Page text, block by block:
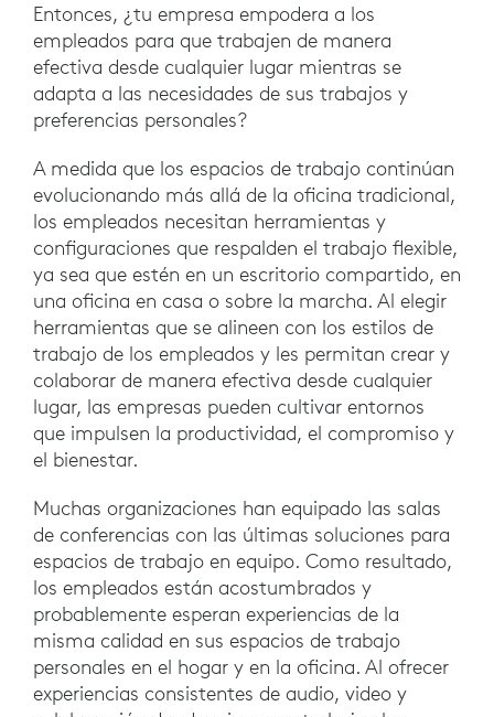
Entonces, ¿tu empresa empodera a los
empleados para que trabajen de manera
efectiva desde cualquier lugar mientras se
adapta a las necesidades de sus trabajos y
preferencias personales?
A medida que los espacios de trabajo continúan
evolucionando más allá de la oficina tradicional,
los empleados necesitan herramientas y
configuraciones que respalden el trabajo flexible,
ya sea que estén en un escritorio compartido, en
una oficina en casa o sobre la marcha. Al elegir
herramientas que se alineen con los estilos de
trabajo de los empleados y les permitan crear y
colaborar de manera efectiva desde cualquier
lugar, las empresas pueden cultivar entornos
que impulsen la productividad, el compromiso y
el bienestar.
Muchas organizaciones han equipado las salas
de conferencias con las últimas soluciones para
espacios de trabajo en equipo. Como resultado,
los empleados están acostumbrados y
probablemente esperan experiencias de la
misma calidad en sus espacios de trabajo
personales en el hogar y en la oficina. Al ofrecer
experiencias consistentes de audio, video y